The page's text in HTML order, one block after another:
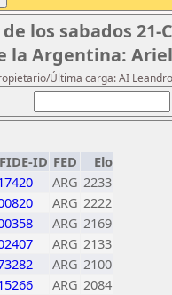
de los sabados
la Argentina:
Última carga: AI
FIDE-ID FED
Elo
ARG 2233
ARG 2222
ARG 2169
ARG 2133
ARG 2100
ARG 2084